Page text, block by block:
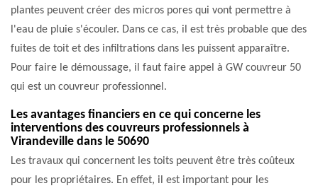
plantes peuvent créer des micros pores qui vont permettre à
l'eau de pluie s'écouler. Dans ce cas, il est très probable que des
fuites de toit et des infiltrations dans les puissent apparaître.
Pour faire le démoussage, il faut faire appel à GW couvreur 50
qui est un couvreur professionnel.
Les avantages financiers en ce qui concerne les
interventions des couvreurs professionnels à
Virandeville dans le 50690
Les travaux qui concernent les toits peuvent être très coûteux
pour les propriétaires. En effet, il est important pour les